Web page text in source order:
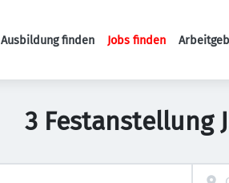
Haupt-
Ausbildung finden Jobs finden
3 Festanstellung